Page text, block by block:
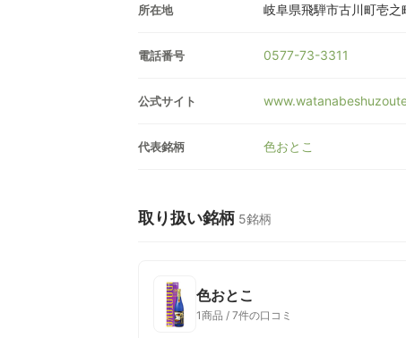
所在地 岐阜県飛騨市古川町壱之
電話番号 0577-73-3311
公式サイト
代表銘柄 色おとこ
取り扱い銘柄 5銘柄
色おとこ
1商品 / 7件の口コミ